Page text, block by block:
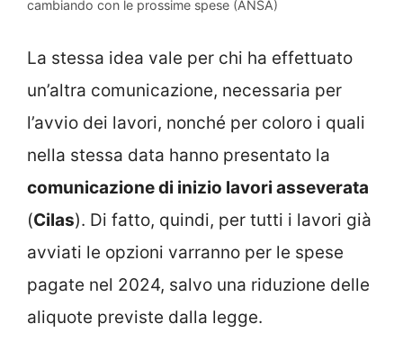
cambiando con le prossime spese (ANSA)
La stessa idea vale per chi ha effettuato
un’altra comunicazione, necessaria per
l’avvio dei lavori, nonché per coloro i quali
nella stessa data hanno presentato la
comunicazione di inizio lavori asseverata
(Cilas). Di fatto, quindi, per tutti i lavori già
avviati le opzioni varranno per le spese
pagate nel 2024, salvo una riduzione delle
aliquote previste dalla legge.